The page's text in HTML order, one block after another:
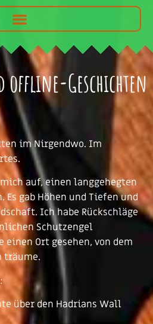
offline-Geschichten
im Nirgendwo. Im
auf, einen langgehegten
gab Höhen und Tiefen und
Ich habe Rückschläge
Schutzengel
Ort gesehen, von dem
träume.
über den Hadrians Wall